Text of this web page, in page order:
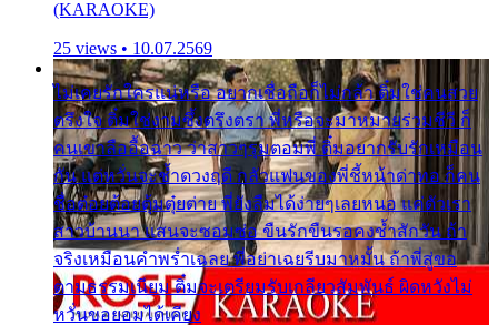
(KARAOKE)
25 views • 10.07.2569
ไม่เคยรักใครแน่หรือ อยากเชื่อถือก็ไม่กล้า ติ๋มใช่คนสวย
ตรึงใจ ติ๋มใช่งามซึ้งตรึงตรา พี่หรือจะมาหมายร่วมชีวี ก็
คนเขาลืออื้อฉาว ว่าสาวๆรุมตอมพี่ ติ๋มอยากรับรักเหมือน
กัน แต่หวั่นจะช้ำดวงฤดี กลัวแฟนของพี่ชี้หน้าด่าทอ ก็คน
ชื่อต๋อยต้อยตุ้มตุ๋ยต่าย พี่ยังลืมได้ง่ายๆเลยหนอ แค่ตัวเรา
สาวบ้านนา แสนจะซอมซ่อ ขืนรักขืนรอคงช้ำสักวัน ถ้า
จริงเหมือนคำพร่ำเฉลย พี่อย่าเฉยรีบมาหมั้น ถ้าพี่สู่ขอ
ตามธรรมเนียม ติ๋มจะเตรียมรับเกลียวสัมพันธ์ ผิดหวังไม่
หวั่นขอยอมได้เคียง